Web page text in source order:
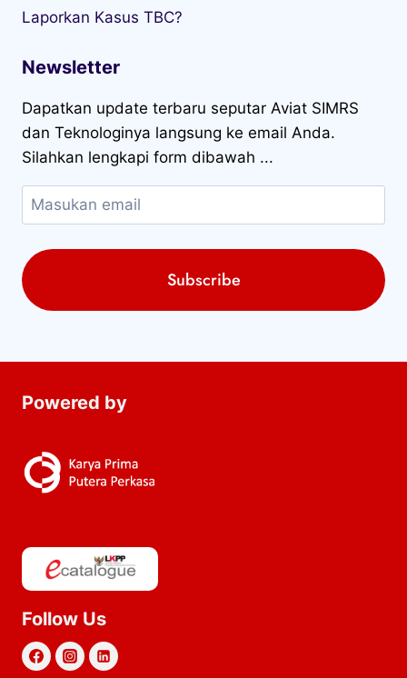
Laporkan Kasus TBC?
Newsletter
Dapatkan update terbaru seputar Aviat SIMRS
dan Teknologinya langsung ke email Anda.
Silahkan lengkapi form dibawah ...
Powered by
Follow Us